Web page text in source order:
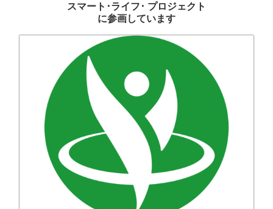
スマート･ライフ･ プロジェクト
に参画しています